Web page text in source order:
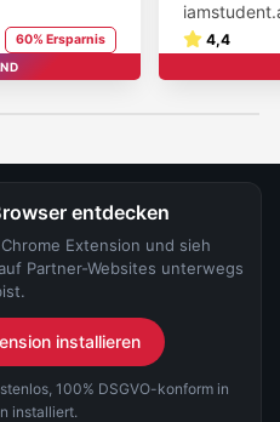
60% Ersparnis 4,4
entdecken
Extension und sieh
Partner-Websites unterwegs
installieren
100% DSGVO-konform in
installiert.